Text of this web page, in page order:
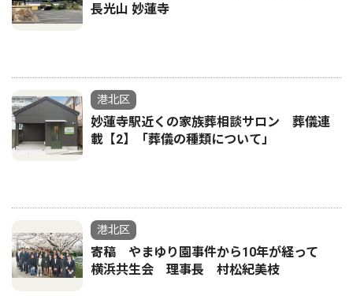
長光山 妙蓮寺
港北区
妙蓮寺駅近くの家族葬相談サロン 葬儀連
載【2】「葬儀の種類について」
港北区
寄稿 やまゆり園事件から10年が経って
横浜共生会 理事長 村松紀美枝